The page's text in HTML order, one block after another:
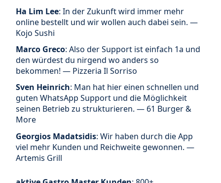
Ha Lim Lee: In der Zukunft wird immer mehr
online bestellt und wir wollen auch dabei sein. —
Kojo Sushi
Marco Greco: Also der Support ist einfach 1a und
den würdest du nirgend wo anders so
bekommen! — Pizzeria Il Sorriso
Sven Heinrich: Man hat hier einen schnellen und
guten WhatsApp Support und die Möglichkeit
seinen Betrieb zu strukturieren. — 61 Burger &
More
Georgios Madatsidis: Wir haben durch die App
viel mehr Kunden und Reichweite gewonnen. —
Artemis Grill